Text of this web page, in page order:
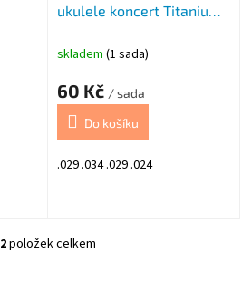
ukulele koncert Titanium
skladem (1 sada)
60 Kč / sada
Do košíku
.029 .034 .029 .024
O
2položek celkem